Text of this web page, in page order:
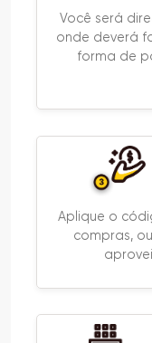
Você será
onde deverá
forma de
Aplique o
compras,